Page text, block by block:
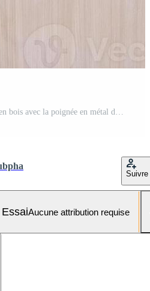
porte coulissante d'armoire en bois avec la poignée en métal dans le style minimal. Photo Pro
Suivre
Aucune attribution requise